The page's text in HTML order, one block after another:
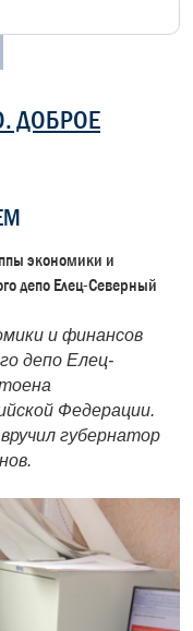
ДОБРОЕ
экономики и
депо Елец-Северный
и финансов
депо Елец-
Федерации.
губернатор